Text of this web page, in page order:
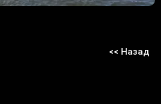
<< Назад